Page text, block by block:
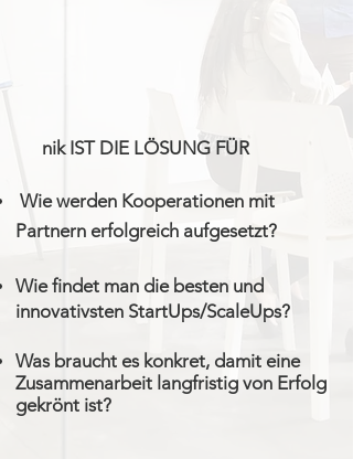
nik IST DIE LÖSUNG FÜR
Wiewerden Kooperationen mit
Partnern erfolgreich aufgesetzt?
Wiefindet man die besten und
innovativsten StartUps/ScaleUps?
Was braucht es konkret, damit eine
Zusammenarbeit langfristig von Erfolg
gekrönt ist?